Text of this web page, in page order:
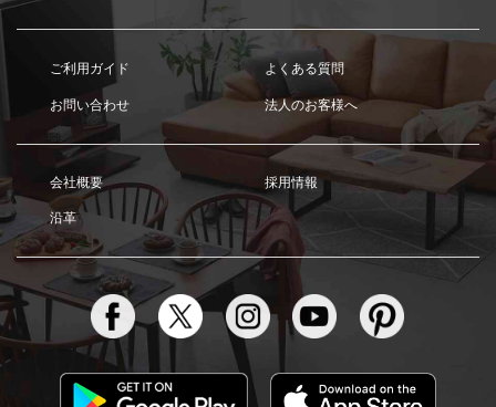
ご利用ガイド よくある質問
お問い合わせ 法人のお客様へ
会社概要 採用情報
沿革